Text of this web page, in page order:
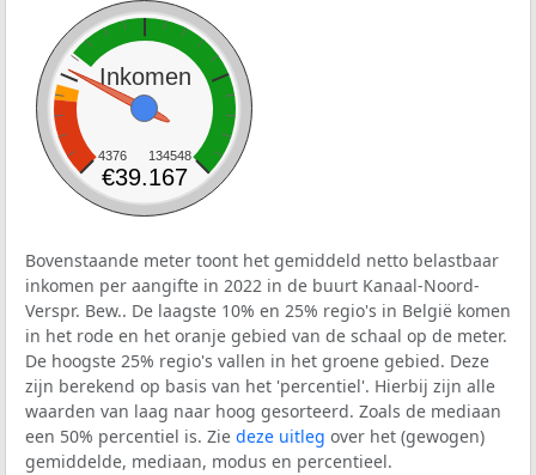
Inkomen
4376 134548
€39.167
Bovenstaande meter toont het gemiddeld netto belastbaar
inkomen per aangifte in 2022 in de buurt Kanaal-Noord-
Verspr. Bew.. De laagste 10% en 25% regio's in België komen
in het rode en het oranje gebied van de schaal op de meter.
De hoogste 25% regio's vallen in het groene gebied. Deze
zijn berekend op basis van het 'percentiel'. Hierbij zijn alle
waarden van laag naar hoog gesorteerd. Zoals de mediaan
een 50% percentiel is. Zie deze uitleg over het (gewogen)
gemiddelde, mediaan, modus en percentieel.